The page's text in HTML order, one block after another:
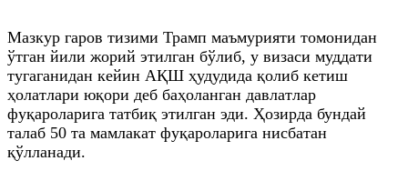
Мазкур гаров тизими Трамп маъмурияти томонидан
ўтган йили жорий этилган бўлиб, у визаси муддати
тугаганидан кейин АҚШ ҳудудида қолиб кетиш
ҳолатлари юқори деб баҳоланган давлатлар
фуқароларига татбиқ этилган эди. Ҳозирда бундай
талаб 50 та мамлакат фуқароларига нисбатан
қўлланади.